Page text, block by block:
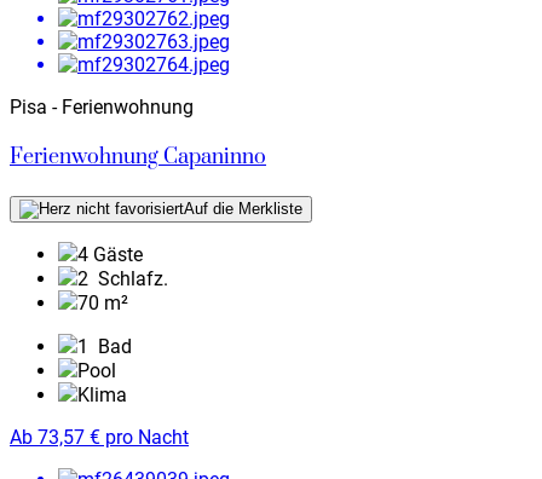
Pisa - Ferienwohnung
Ferienwohnung Capaninno
Auf die Merkliste
4 Gäste
2 Schlafz.
70 m²
1
Bad
Pool
Klima
Ab 73,57 € pro Nacht